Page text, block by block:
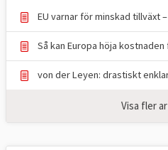
EU varnar för minskad tillväxt
Så kan Europa höja
von der Leyen: drastiskt
Visa fler